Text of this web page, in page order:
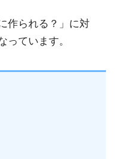
作られる？」に対
っています。